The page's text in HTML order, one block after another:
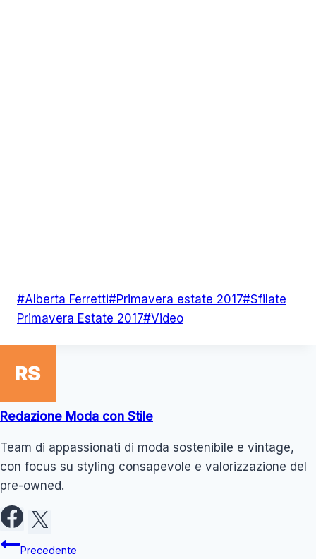
Tag
articolo:
#Alberta Ferretti#Primavera estate 2017#Sfilate
Primavera Estate 2017#Video
Redazione Moda con Stile
Team di appassionati di moda sostenibile e vintage,
con focus su styling consapevole e valorizzazione del
pre-owned.
Navigazione
Precedente